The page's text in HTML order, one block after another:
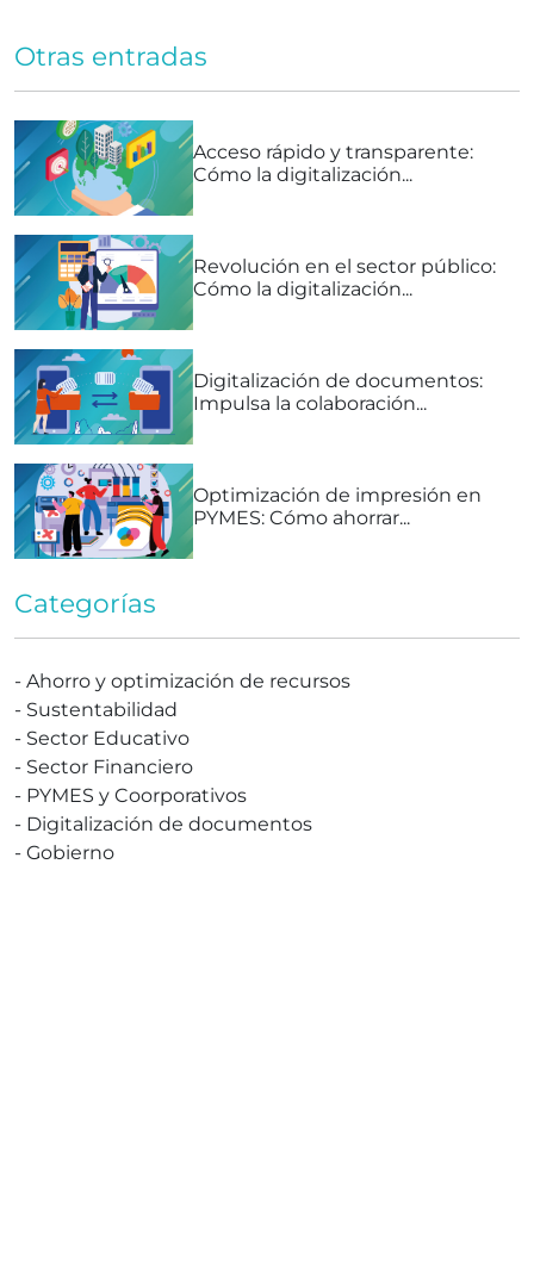
Otras entradas
Acceso rápido y transparente:
Cómo la digitalización...
Revolución en el sector público:
Cómo la digitalización...
Digitalización de documentos:
Impulsa la colaboración...
Optimización de impresión en
PYMES: Cómo ahorrar...
Categorías
- Ahorro y optimización de recursos
- Sustentabilidad
- Sector Educativo
- Sector Financiero
- PYMES y Coorporativos
- Digitalización de documentos
- Gobierno